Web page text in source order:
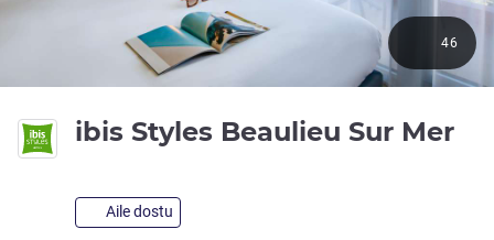
ibis Styles Beaulieu Sur Mer3
Aile dostu
46